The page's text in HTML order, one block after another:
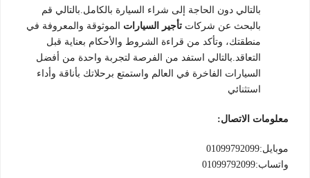
بالتالي دون الحاجة إلى شراء السيارة بالكامل.بالتالي قم
بالبحث عن شركات تأجير السيارات الموثوقة والمعروفة في
منطقتك، وتأكد من قراءة الشروط والأحكام بعناية قبل
التعاقد.بالتالي استفد من الفرصة لتجربة واحدة من أفضل
السيارات الفاخرة في العالم واستمتع برحلاتك بأناقة وأداء
استثنائي
معلومات الاتصال:
موبايل:01099792099
واتساب:01099792099